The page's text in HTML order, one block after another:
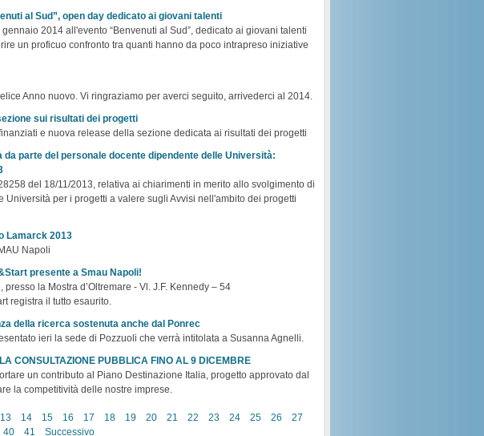
al Sud”, open day dedicato ai giovani talenti
2014 all'evento “Benvenuti al Sud”, dedicato ai giovani talenti
un proficuo confronto tra quanti hanno da poco intrapreso iniziative
Anno nuovo. Vi ringraziamo per averci seguito, arrivederci al 2014.
sui risultati dei progetti
e nuova release della sezione dedicata ai risultati dei progetti
parte del personale docente dipendente delle Università:
del 18/11/2013, relativa ai chiarimenti in merito allo svolgimento di
per i progetti a valere sugli Avvisi nell'ambito dei progetti
Lamarck 2013
Napoli
presente a Smau Napoli!
la Mostra d’Oltremare - Vl. J.F. Kennedy – 54
registra il tutto esaurito.
della ricerca sostenuta anche dal Ponrec
ieri la sede di Pozzuoli che verrà intitolata a Susanna Agnelli.
CONSULTAZIONE PUBBLICA FINO AL 9 DICEMBRE
un contributo al Piano Destinazione Italia, progetto approvato dal
la competitività delle nostre imprese.
13 14 15 16 17 18 19 20 21 22 23 24 25 26
27
40 41 Successivo